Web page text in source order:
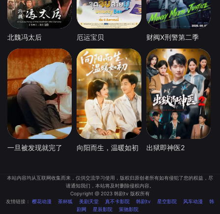
北魏冯太后 厄运宝贝 财阀X刑警第二季
一旦被发现就完了 向阳而生，温暖如初 出狱即神医2
本站内容均从互联网收集而来，仅供交流学习使用，版权归原创者所有如有侵犯了您的权益，尽
请通知我们，本站将及时删除侵权内容。
Copyright @ 2023 韩剧tv 版权所有
友情链接： 樱花动漫 茶杯狐 美剧天堂 真不卡影院 韩剧tv 星空影院 风车动漫
韩
剧网
星辰影院 策驰影院